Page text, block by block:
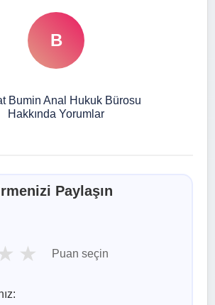
B
Bumin Anal Hukuk Bürosu
Hakkında Yorumlar
Paylaşın
★ Puan seçin